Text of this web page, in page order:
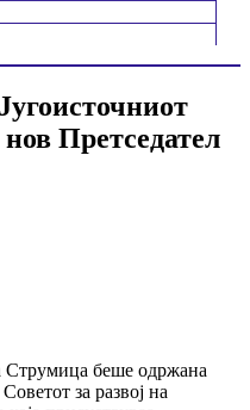
Претседател
Струмица беше одржана
за развој на